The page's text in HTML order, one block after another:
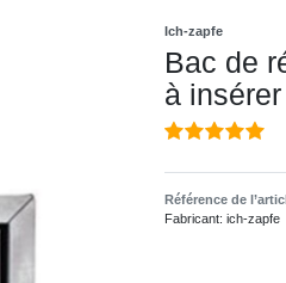
Ich-zapfe
Bac de
à
Référence de
Fabricant: ich-zapfe